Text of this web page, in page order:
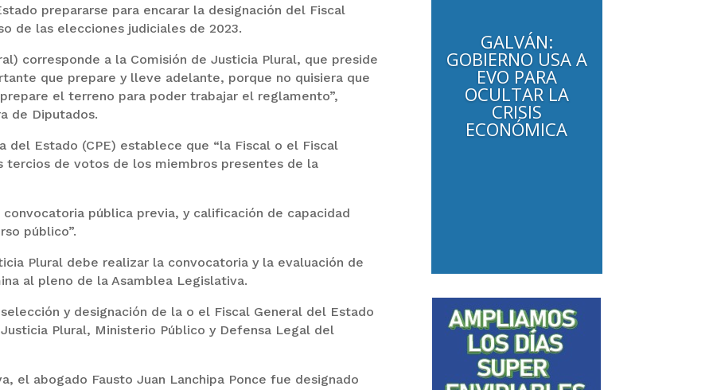
prepararse para encarar la designación del Fiscal
de las elecciones judiciales de 2023.
corresponde a la Comisión de Justicia Plural, que preside
que prepare y lleve adelante, porque no quisiera que
el terreno para poder trabajar el reglamento”,
de Diputados.
del Estado (CPE) establece que “la Fiscal o el Fiscal
tercios de votos de los miembros presentes de la
pública previa, y calificación de capacidad
público”.
Plural debe realizar la convocatoria y la evaluación de
al pleno de la Asamblea Legislativa.
y designación de la o el Fiscal General del Estado
Plural, Ministerio Público y Defensa Legal del
el abogado Fausto Juan Lanchipa Ponce fue designado
GALVÁN:
GOBIERNO USA A
EVO PARA
OCULTAR LA
CRISIS
ECONÓMICA